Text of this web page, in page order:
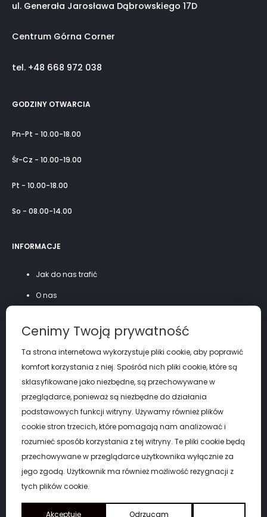
ul. Generała Jarosława Dąbrowskiego 17D
Centrum Górna Corner
tel. +48 668 972 038
GODZINY OTWARCIA
Pn-Pt - 10.00-18.00
Śr-Cz - 10.00-19.00
Pt - 10.00-18.00
So - 08.00-14.00
INFORMACJE
Jak do nas trafić
O nas
Polityka prywatności
Copyright by eGARNITUR Łódź. © 2026
Cenimy Twoją prywatność
Ta strona internetowa wykorzystuje pliki cookie, aby poprawić
komfort korzystania z niej. Spośród nich pliki cookie, które są
sklasyfikowane jako niezbędne, są przechowywane w
przeglądarce, ponieważ są niezbędne do działania
podstawowych funkcji witryny. Używamy również plików
cookie stron trzecich, które pomagają nam analizować i
rozumieć sposób korzystania z tej witryny. Te pliki cookie będą
przechowywane w przeglądarce użytkownika wyłącznie za
jego zgodą. Użytkownik ma również możliwość rezygnacji z
tych plików cookie.
Akceptuję Odrzucam